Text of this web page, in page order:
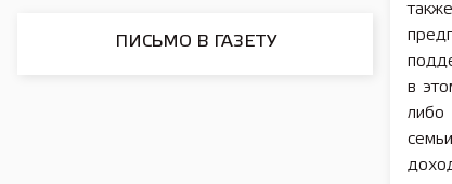
ПИСЬМО В ГАЗЕТУ
в
либо